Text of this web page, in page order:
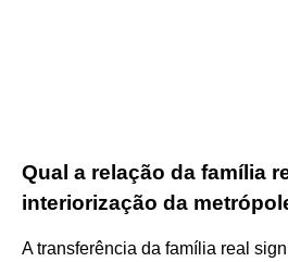
Qual a relação da família
interiorização da
A transferência da família real